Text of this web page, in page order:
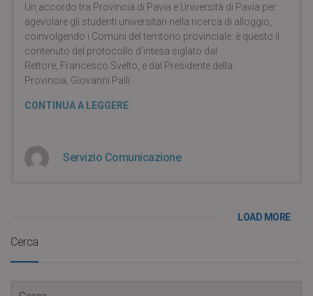
Un accordo tra Provincia di Pavia e Università di Pavia per
agevolare gli studenti universitari nella ricerca di alloggio,
coinvolgendo i Comuni del territorio provinciale: è questo il
contenuto del protocollo d’intesa siglato dal
Rettore, Francesco Svelto, e dal Presidente della
Provincia, Giovanni Palli.
CONTINUA A LEGGERE
Servizio Comunicazione
LOAD MORE
Cerca